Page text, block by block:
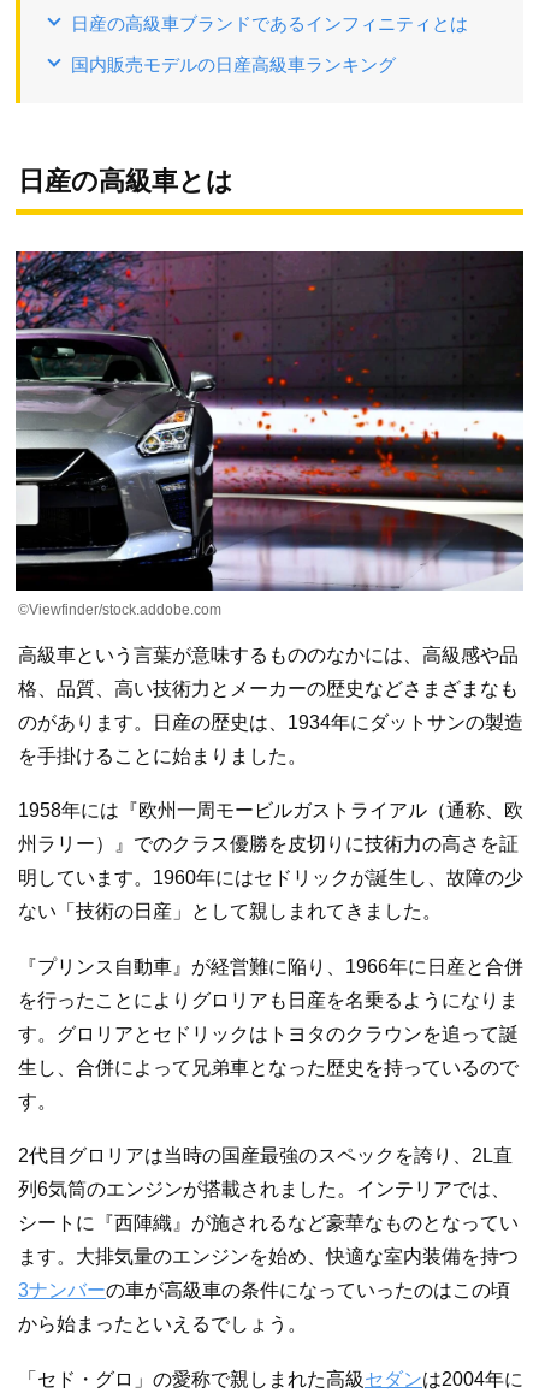
日産の高級車ブランドであるインフィニティとは
国内販売モデルの日産高級車ランキング
日産の高級車とは
©Viewfinder/stock.addobe.com
高級車という言葉が意味するもののなかには、高級感や品
格、品質、高い技術力とメーカーの歴史などさまざまなも
のがあります。日産の歴史は、1934年にダットサンの製造
を手掛けることに始まりました。
1958年には『欧州一周モービルガストライアル（通称、欧
州ラリー）』でのクラス優勝を皮切りに技術力の高さを証
明しています。1960年にはセドリックが誕生し、故障の少
ない「技術の日産」として親しまれてきました。
『プリンス自動車』が経営難に陥り、1966年に日産と合併
を行ったことによりグロリアも日産を名乗るようになりま
す。グロリアとセドリックはトヨタのクラウンを追って誕
生し、合併によって兄弟車となった歴史を持っているので
す。
2代目グロリアは当時の国産最強のスペックを誇り、2L直
列6気筒のエンジンが搭載されました。インテリアでは、
シートに『西陣織』が施されるなど豪華なものとなってい
ます。大排気量のエンジンを始め、快適な室内装備を持つ
3ナンバーの車が高級車の条件になっていったのはこの頃
から始まったといえるでしょう。
「セド・グロ」の愛称で親しまれた高級セダンは2004年に